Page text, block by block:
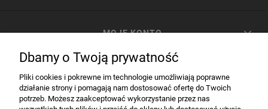
MOJE KONTO
Dbamy o Twoją prywatność
Pliki cookies i pokrewne im technologie umożliwiają poprawne
działanie strony i pomagają nam dostosować ofertę do Twoich
potrzeb. Możesz zaakceptować wykorzystanie przez nas